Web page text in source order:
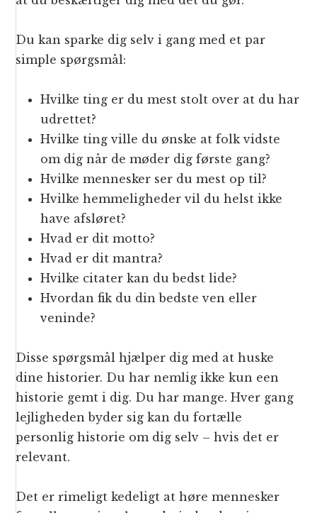
Du kan sparke dig selv i gang med et par
simple spørgsmål:
Hvilke ting er du mest stolt over at du har
udrettet?
Hvilke ting ville du ønske at folk vidste
om dig når de møder dig første gang?
Hvilke mennesker ser du mest op til?
Hvilke hemmeligheder vil du helst ikke
have afsløret?
Hvad er dit motto?
Hvad er dit mantra?
Hvilke citater kan du bedst lide?
Hvordan fik du din bedste ven eller
veninde?
Disse spørgsmål hjælper dig med at huske
dine historier. Du har nemlig ikke kun een
historie gemt i dig. Du har mange. Hver gang
lejligheden byder sig kan du fortælle
personlig historie om dig selv – hvis det er
relevant.
Det er rimeligt kedeligt at høre mennesker